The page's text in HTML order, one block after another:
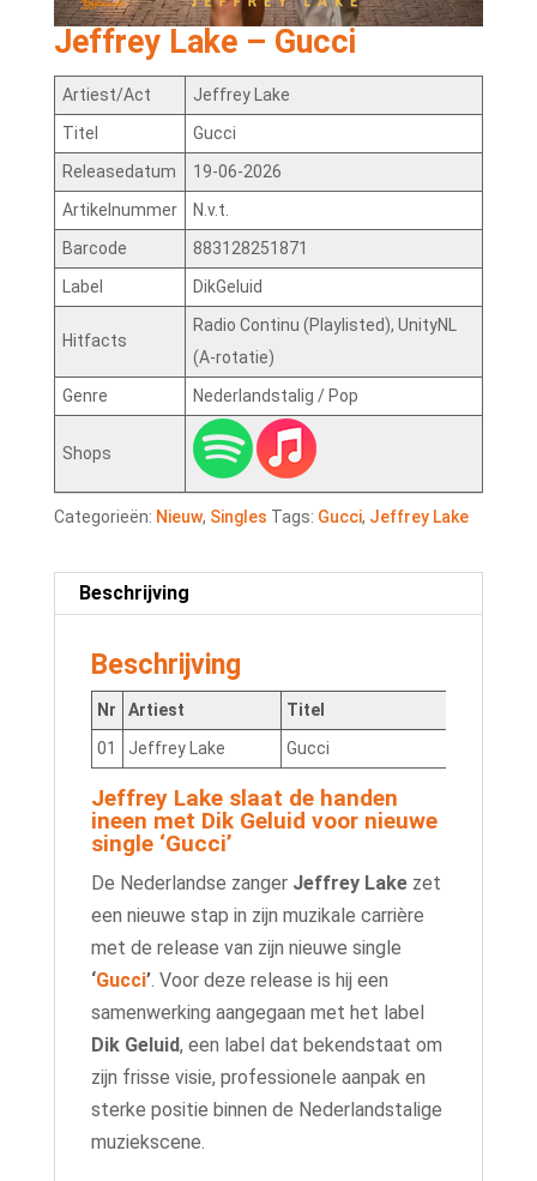
Jeffrey Lake – Gucci
Artiest/Act
Jeffrey Lake
Titel
Gucci
Releasedatum
19-06-2026
Artikelnummer
N.v.t.
Barcode
883128251871
Label
DikGeluid
Hitfacts
Radio Continu (Playlisted), UnityNL
(A-rotatie)
Genre
Nederlandstalig / Pop
Shops
Categorieën: Nieuw, Singles Tags: Gucci, Jeffrey Lake
Beschrijving
Beschrijving
Nr Artiest Titel
01
Jeffrey Lake Gucci
Jeffrey Lake slaat de handen
ineen met Dik Geluid voor nieuwe
single ‘Gucci’
De Nederlandse zanger Jeffrey Lakezet
een nieuwe stap in zijn muzikale carrière
met de release van zijn nieuwe single
‘Gucci’. Voor deze release is hij een
samenwerking aangegaan met het label
Dik Geluid, een label dat bekendstaat om
zijn frisse visie, professionele aanpak en
sterke positie binnen de Nederlandstalige
muziekscene.